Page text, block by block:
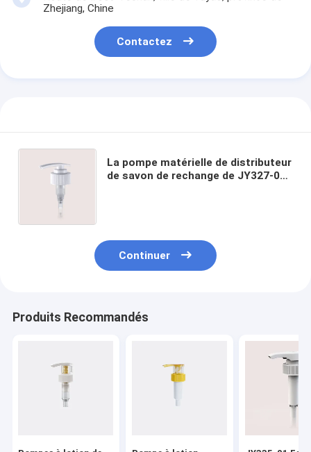
Zhejiang, Chine
Contactez
La pompe matérielle de distributeur
de savon de rechange de JY327-07
Continuer
Produits Recommandés